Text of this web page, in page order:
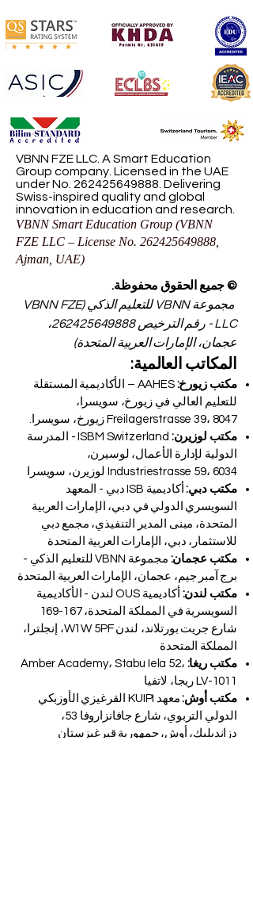
and does not award degrees. All degrees
and diplomas are issued by the licensed
institutions within our group.
VBNN FZE LLC. A Smart Education
Group company. Licensed in the UAE
under No.262425649888. Delivering
Swiss-inspired quality and global
innovation in education and research.
VBNN Smart Education Group (VBNN
FZE LLC – License No.
262425649888
Ajman, UAE)
© جميع الحقوق محفوظة.
LLC - رقم الترخيص
262425649888،
عجمان، الإمارات العربية المتحدة)
المكاتب العالمية:
مكتب زيورخ:
AAHES – الأكاديمية المستقلة
للتعليم العالي في زيورخ، سويسرا،
Freilagerstrasse 39، 8047 زيورخ، سويسرا.
مكتب لوزيرن:
ISBM Switzerland - المدرسة
الدولية لإدارة الأعمال، لوسيرن،
Industriestrasse 59، 6034 لوزيرن، سويسرا
مكتب دبي:
أكاديمية ISB دبي - المعهد
السويسري الدولي في دبي، الإمارات العربية
المتحدة، مبنى المدير التنفيذي، مجمع دبي
للاستثمار، دبي، الإمارات العربية المتحدة
مكتب عجمان:
مجموعة VBNN للتعليم الذكي -
برج آمبر جيم، عجمان، الإمارات العربية المتحدة
مكتب لندن:
السويسرية في المملكة المتحدة، 167-169
المملكة المتحدة
مكتب ريغا:Amber Academy، Stabu Iela 52،
LV-1011 ريجا، لاتفيا